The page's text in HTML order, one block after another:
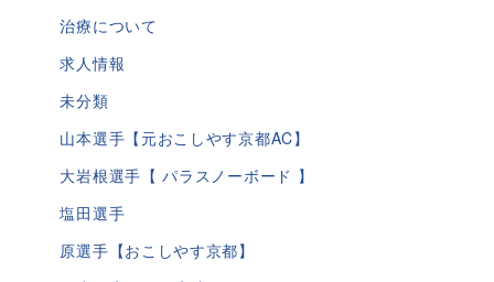
治療について
求人情報
未分類
山本選手【元おこしやす京都AC】
大岩根選手【 パラスノーボード 】
塩田選手
原選手【おこしやす京都】